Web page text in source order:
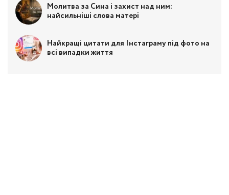
Молитва за Сина і захист над ним:
найсильніші слова матері
Найкращі цитати для Інстаграму під фото на
всі випадки життя